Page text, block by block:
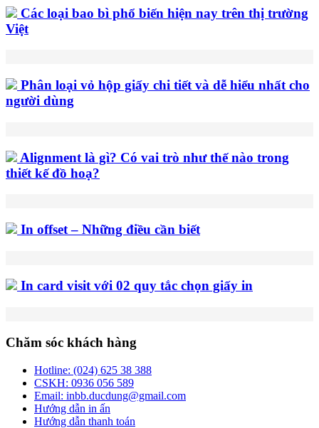
Các loại bao bì phổ biến hiện nay trên thị trường
Việt
Phân loại vỏ hộp giấy chi tiết và dễ hiểu nhất cho
người dùng
Alignment là gì? Có vai trò như thế nào trong
thiết kế đồ hoạ?
In offset – Những điều cần biết
In card visit với 02 quy tắc chọn giấy in
Chăm sóc khách hàng
Hotline: (024) 625 38 388
CSKH: 0936 056 589
Email: inbb.ducdung@gmail.com
Hướng dẫn in ấn
Hướng dẫn thanh toán